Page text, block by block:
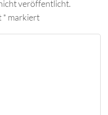
veröffentlicht.
* markiert